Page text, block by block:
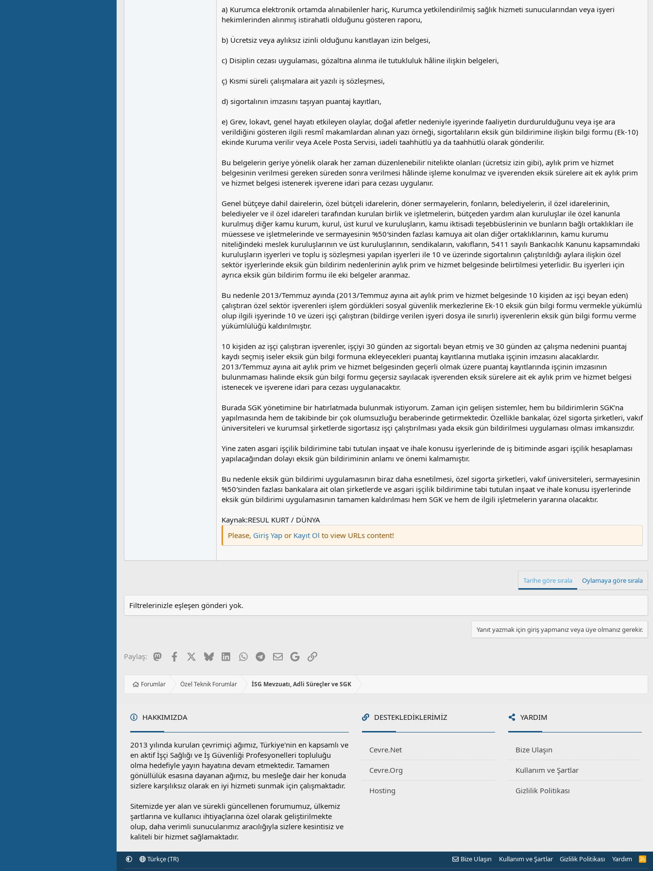
a) Kurumca elektronik ortamda alınabilenler hariç, Kurumca yetkilendirilmiş sağlık hizmeti sunucularından veya işyeri
hekimlerinden alınmış istirahatli olduğunu gösteren raporu,
b) Ücretsiz veya aylıksız izinli olduğunu kanıtlayan izin belgesi,
c) Disiplin cezası uygulaması, gözaltına alınma ile tutukluluk hâline ilişkin belgeleri,
ç) Kısmi süreli çalışmalara ait yazılı iş sözleşmesi,
d) sigortalının imzasını taşıyan puantaj kayıtları,
e) Grev, lokavt, genel hayatı etkileyen olaylar, doğal afetler nedeniyle işyerinde faaliyetin durdurulduğunu veya işe ara
verildiğini gösteren ilgili resmî makamlardan alınan yazı örneği, sigortalıların eksik gün bildirimine ilişkin bilgi formu (Ek-10)
ekinde Kuruma verilir veya Acele Posta Servisi, iadeli taahhütlü ya da taahhütlü olarak gönderilir.
Bu belgelerin geriye yönelik olarak her zaman düzenlenebilir nitelikte olanları (ücretsiz izin gibi), aylık prim ve hizmet
belgesinin verilmesi gereken süreden sonra verilmesi hâlinde işleme konulmaz ve işverenden eksik sürelere ait ek aylık prim
ve hizmet belgesi istenerek işverene idari para cezası uygulanır.
Genel bütçeye dahil dairelerin, özel bütçeli idarelerin, döner sermayelerin, fonların, belediyelerin, il özel idarelerinin,
belediyeler ve il özel idareleri tarafından kurulan birlik ve işletmelerin, bütçeden yardım alan kuruluşlar ile özel kanunla
kurulmuş diğer kamu kurum, kurul, üst kurul ve kuruluşların, kamu iktisadi teşebbüslerinin ve bunların bağlı ortaklıkları ile
müessese ve işletmelerinde ve sermayesinin %50′sinden fazlası kamuya ait olan diğer ortaklıklarının, kamu kurumu
niteliğindeki meslek kuruluşlarının ve üst kuruluşlarının, sendikaların, vakıfların, 5411 sayılı Bankacılık Kanunu kapsamındaki
kuruluşların işyerleri ve toplu iş sözleşmesi yapılan işyerleri ile 10 ve üzerinde sigortalının çalıştırıldığı aylara ilişkin özel
sektör işyerlerinde eksik gün bildirim nedenlerinin aylık prim ve hizmet belgesinde belirtilmesi yeterlidir. Bu işyerleri için
ayrıca eksik gün bildirim formu ile eki belgeler aranmaz.
Bu nedenle 2013/Temmuz ayında (2013/Temmuz ayına ait aylık prim ve hizmet belgesinde 10 kişiden az işçi beyan eden)
çalıştıran özel sektör işverenleri işlem gördükleri sosyal güvenlik merkezlerine Ek-10 eksik gün bilgi formu vermekle yükümlü
olup ilgili işyerinde 10 ve üzeri işçi çalıştıran (bildirge verilen işyeri dosya ile sınırlı) işverenlerin eksik gün bilgi formu verme
yükümlülüğü kaldırılmıştır.
10 kişiden az işçi çalıştıran işverenler, işçiyi 30 günden az sigortalı beyan etmiş ve 30 günden az çalışma nedenini puantaj
kaydı seçmiş iseler eksik gün bilgi formuna ekleyecekleri puantaj kayıtlarına mutlaka işçinin imzasını alacaklardır.
2013/Temmuz ayına ait aylık prim ve hizmet belgesinden geçerli olmak üzere puantaj kayıtlarında işçinin imzasının
bulunmaması halinde eksik gün bilgi formu geçersiz sayılacak işverenden eksik sürelere ait ek aylık prim ve hizmet belgesi
istenecek ve işverene idari para cezası uygulanacaktır.
Burada SGK yönetimine bir hatırlatmada bulunmak istiyorum. Zaman için gelişen sistemler, hem bu bildirimlerin SGK’na
yapılmasında hem de takibinde bir çok olumsuzluğu beraberinde getirmektedir. Özellikle bankalar, özel sigorta şirketleri, vakıf
üniversiteleri ve kurumsal şirketlerde sigortasız işçi çalıştırılması yada eksik gün bildirilmesi uygulaması olması imkansızdır.
Yine zaten asgari işçilik bildirimine tabi tutulan inşaat ve ihale konusu işyerlerinde de iş bitiminde asgari işçilik hesaplaması
yapılacağından dolayı eksik gün bildiriminin anlamı ve önemi kalmamıştır.
Bu nedenle eksik gün bildirimi uygulamasının biraz daha esnetilmesi, özel sigorta şirketleri, vakıf üniversiteleri, sermayesinin
%50′sinden fazlası bankalara ait olan şirketlerde ve asgari işçilik bildirimine tabi tutulan inşaat ve ihale konusu işyerlerinde
eksik gün bildirimi uygulamasının tamamen kaldırılması hem SGK ve hem de ilgili işletmelerin yararına olacaktır.
Kaynak:RESUL KURT / DÜNYA
Please, Giriş Yap or Kayıt Ol to view URLs content!
Tarihe göre sırala Oylamaya göre sırala
Filtrelerinizle eşleşen gönderi yok.
Yanıt yazmak için giriş yapmanız veya üye olmanız gerekir.
Paylaş: MastodonFacebook BlueskyLinkedInWhatsApp
Telegram
E-postaGoogleLink
Forumlar Özel Teknik Forumlar İSG Mevzuatı, Adli Süreçler ve SGK
HAKKIMIZDA
2013 yılında kurulan çevrimiçi ağımız, Türkiye'nin en kapsamlı ve
en aktif İşçi Sağlığı ve İş Güvenliği Profesyonelleri topluluğu
olma hedefiyle yayın hayatına devam etmektedir. Tamamen
gönüllülük esasına dayanan ağımız, bu mesleğe dair her konuda
sizlere karşılıksız olarak en iyi hizmeti sunmak için çalışmaktadır.
Sitemizde yer alan ve sürekli güncellenen forumumuz, ülkemiz
şartlarına ve kullanıcı ihtiyaçlarına özel olarak geliştirilmekte
olup, daha verimli sunucularımız aracılığıyla sizlere kesintisiz ve
kaliteli bir hizmet sağlamaktadır.
DESTEKLEDIKLERIMIZ
Cevre.Net
Cevre.Org
Hosting
YARDIM
Bize Ulaşın
Kullanım ve Şartlar
Gizlilik Politikası
Türkçe (TR) Bize Ulaşın Kullanım ve Şartlar Gizlilik Politikası Yardım
R